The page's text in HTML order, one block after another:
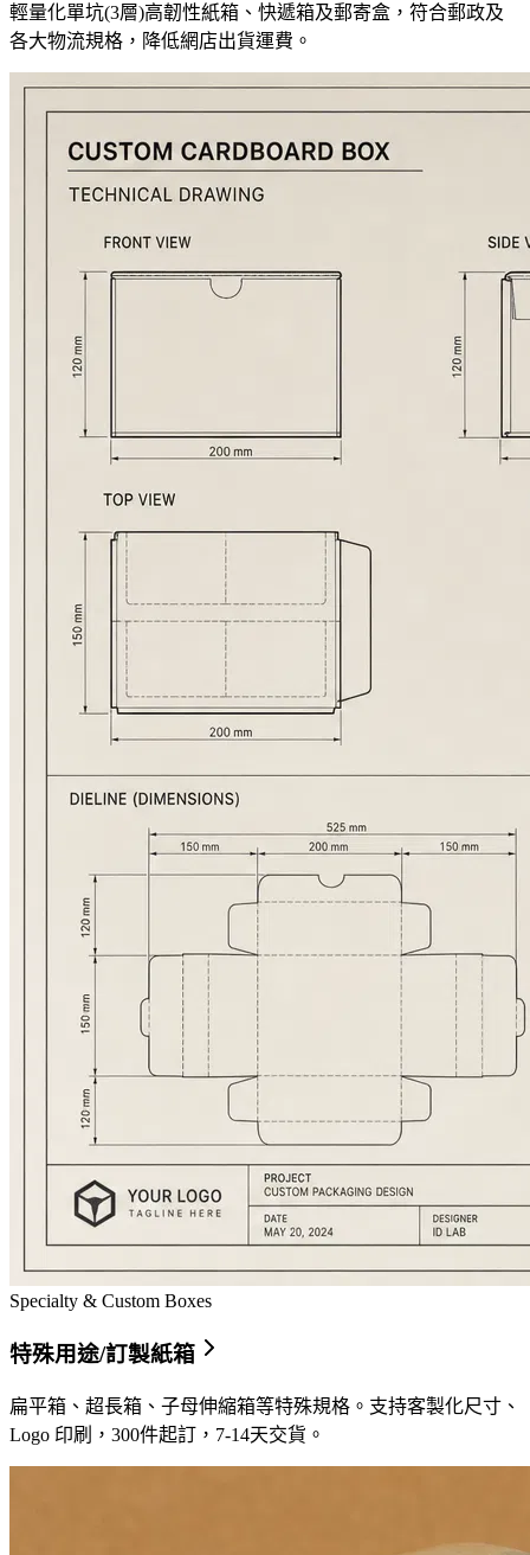
輕量化單坑(3層)高韌性紙箱、快遞箱及郵寄盒，符合郵政及
各大物流規格，降低網店出貨運費。
Specialty & Custom Boxes
特殊用途/訂製紙箱
扁平箱、超長箱、子母伸縮箱等特殊規格。支持客製化尺寸、
Logo 印刷，300件起訂，7-14天交貨。